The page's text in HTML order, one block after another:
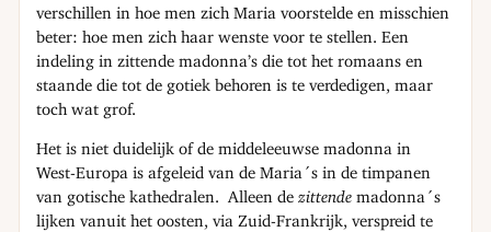
verschillen in hoe men zich Maria voorstelde en misschien
beter: hoe men zich haar wenste voor te stellen. Een
indeling in zittende madonna’s die tot het romaans en
staande die tot de gotiek behoren is te verdedigen, maar
toch wat grof.
Het is niet duidelijk of de middeleeuwse madonna in
West-Europa is afgeleid van de Maria´s in de timpanen
van gotische kathedralen. Alleen dezittende madonna´s
lijken vanuit het oosten, via Zuid-Frankrijk, verspreid te